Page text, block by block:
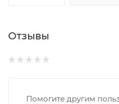
Отзывы
Помогите другим